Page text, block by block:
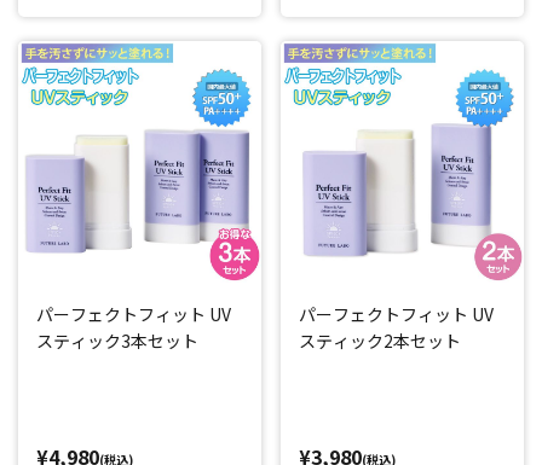
パーフェクトフィット UV
スティック3本セット
¥4,980(税込)
パーフェクトフィット UV
スティック2本セット
¥3,980(税込)